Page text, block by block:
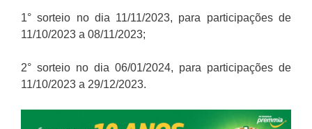
1° sorteio no dia 11/11/2023, para participações de
11/10/2023 a 08/11/2023;
2° sorteio no dia 06/01/2024, para participações de
11/10/2023 a 29/12/2023.